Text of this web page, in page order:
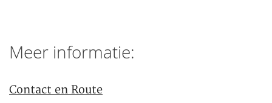
Meer informatie:
Contact en Route